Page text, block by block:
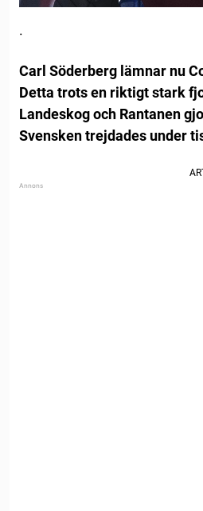
.
Carl Söderberg lämnar nu
Detta trots en riktigt stark
Landeskog och Rantanen
Svensken trejdades under